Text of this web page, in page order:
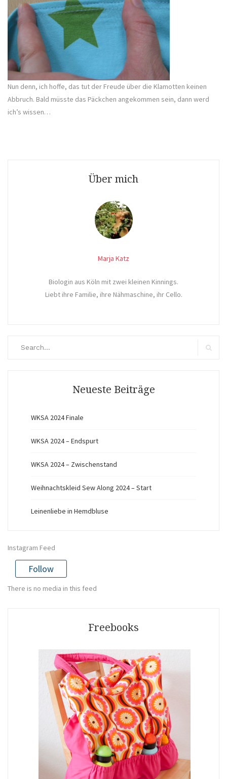
Nun denn, ich hoffe, das tut der Freude über die Klamotten keinen
Abbruch. Bald müsste das Päckchen angekommen sein, dann werd
ich’s wissen…
Über mich
Marja Katz
Biologin aus Köln mit zwei kleinen Kinnings.
Liebt ihre Familie, ihre Nähmaschine, ihr Cello.
Neueste Beiträge
WKSA 2024 Finale
WKSA 2024 – Endspurt
WKSA 2024 – Zwischenstand
Weihnachtskleid Sew Along 2024 – Start
Leinenliebe in Hemdbluse
Instagram Feed
Follow
There is no media in this feed
Freebooks